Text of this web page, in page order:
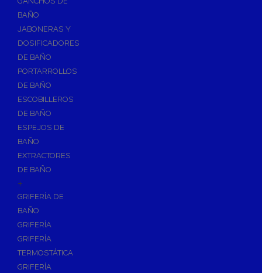
Accesorios y Grupos Contra Incendios
Calderas y estufas de biomasa
Sistemas de Energía Solar Térmica
Estructuras de soporte
Sistemas de Aerotermia
Sistemas de Energía Solar Fotovoltaica
Paneles
Inversores
Baterías
Estructuras
Fontanería
Aislamientos para Tuberías
Accesorios para Instalación de Gas
Válvulas para Gas
BAÑO
JABONERAS Y
DOSIFICADORES
DE BAÑO
PORTARROLLOS
DE BAÑO
ESCOBILLEROS
DE BAÑO
ESPEJOS DE
BAÑO
EXTRACTORES
DE BAÑO
+
GRIFERÍA DE
BAÑO
GRIFERÍA
GRIFERÍA
TERMOSTÁTICA
GRIFERÍA